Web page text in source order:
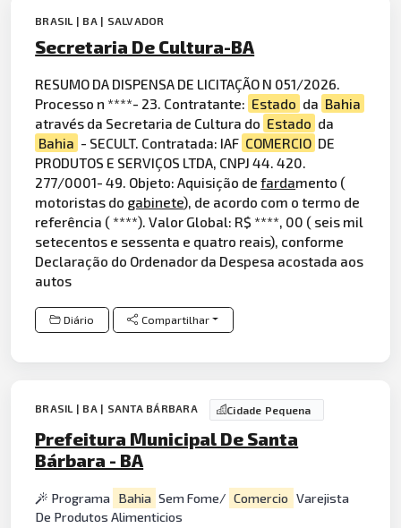
BRASIL | BA | SALVADOR
Secretaria De Cultura-BA
RESUMO DA DISPENSA DE LICITAÇÃO N 051/2026.
Processo n ****- 23. Contratante: Estado da Bahia
através da Secretaria de Cultura do Estado da
Bahia - SECULT. Contratada: IAF COMERCIO DE
PRODUTOS E SERVIÇOS LTDA, CNPJ 44. 420.
277/0001- 49. Objeto: Aquisição defardamento (
motoristas do gabinete), de acordo com o termo de
referência ( ****). Valor Global: R$ ****, 00 ( seis mil
setecentos e sessenta e quatro reais), conforme
Declaração do Ordenador da Despesa acostada aos
autos
Diário Compartilhar
BRASIL | BA | SANTA BÁRBARA Cidade Pequena
Prefeitura Municipal De Santa
Bárbara - BA
Programa Bahia Sem Fome/ Comercio Varejista
De Produtos Alimenticios